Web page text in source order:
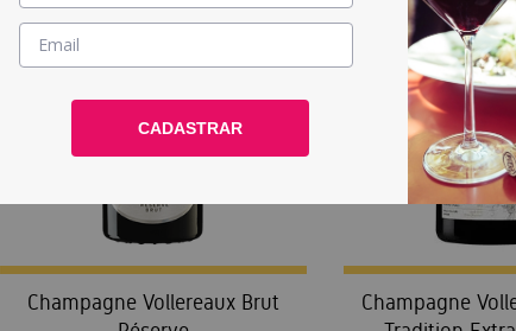
Champagne Vollereaux Brut
Champagne
CADASTRAR